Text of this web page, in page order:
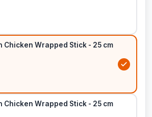
Chicken Wrapped Stick - 25 cm
Chicken Wrapped Stick - 25 cm